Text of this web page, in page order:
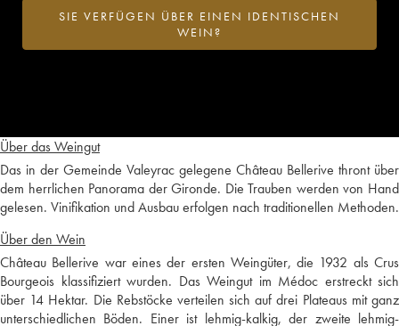
Über das Weingut
Das in der Gemeinde Valeyrac gelegene Château Bellerive thront über
dem herrlichen Panorama der Gironde. Die Trauben werden von Hand
gelesen. Vinifikation und Ausbau erfolgen nach traditionellen Methoden.
Über den Wein
Château Bellerive war eines der ersten Weingüter, die 1932 als Crus
Bourgeois klassifiziert wurden. Das Weingut im Médoc erstreckt sich
über 14 Hektar. Die Rebstöcke verteilen sich auf drei Plateaus mit ganz
unterschiedlichen Böden. Einer ist lehmig-kalkig, der zweite lehmig-
SIE VERFÜGEN ÜBER EINEN IDENTISCHEN
WEIN?